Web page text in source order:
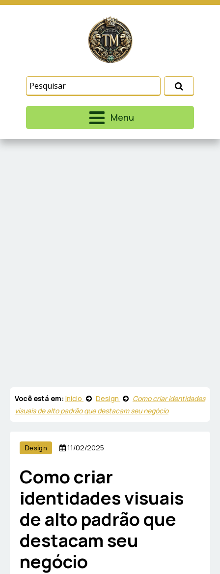
Menu
Você está em: Início Design
Como criar identidades
visuais de alto padrão que destacam seu negócio
Design 11/02/2025
Como criar
identidades visuais
de alto padrão que
destacam seu
negócio
similares para lembrar e entender como você usa
nosso site, analisar seu uso de nossos produtos
e serviços, ajudar com nossos esforços de
marketing e fornecer conteúdo de terceiros. Leia
Termos e CondiçõesePolítica de